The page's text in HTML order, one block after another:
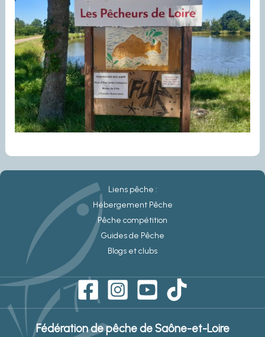
Liens pêche :
Hébergement Pêche
Pêche compétition
Guides de Pêche
Blogs et clubs
Fédération de pêche de Saône-et-Loire